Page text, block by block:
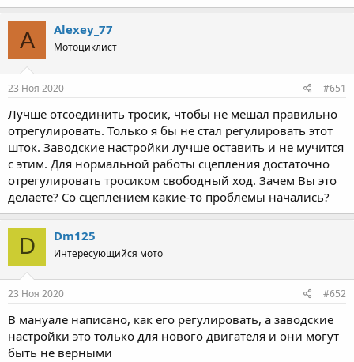
A Alexey_77
Мотоциклист
23 Ноя 2020 #651
Лучше отсоединить тросик, чтобы не мешал правильно
отрегулировать. Только я бы не стал регулировать этот
шток. Заводские настройки лучше оставить и не мучится
с этим. Для нормальной работы сцепления достаточно
отрегулировать тросиком свободный ход. Зачем Вы это
делаете? Со сцеплением какие-то проблемы начались?
D Dm125
Интересующийся мото
23 Ноя 2020 #652
В мануале написано, как его регулировать, а заводские
настройки это только для нового двигателя и они могут
быть не верными